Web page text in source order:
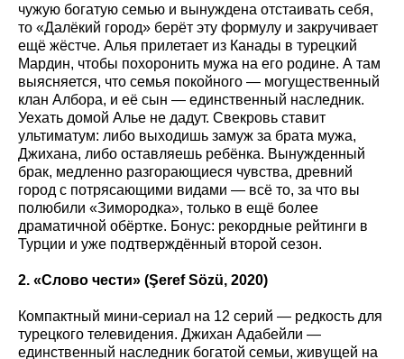
чужую богатую семью и вынуждена отстаивать себя,
то «Далёкий город» берёт эту формулу и закручивает
ещё жёстче. Алья прилетает из Канады в турецкий
Мардин, чтобы похоронить мужа на его родине. А там
выясняется, что семья покойного — могущественный
клан Албора, и её сын — единственный наследник.
Уехать домой Алье не дадут. Свекровь ставит
ультиматум: либо выходишь замуж за брата мужа,
Джихана, либо оставляешь ребёнка. Вынужденный
брак, медленно разгорающиеся чувства, древний
город с потрясающими видами — всё то, за что вы
полюбили «Зимородка», только в ещё более
драматичной обёртке. Бонус: рекордные рейтинги в
Турции и уже подтверждённый второй сезон.
2. «Слово чести» (ŞerefSözü, 2020)
Компактный мини-сериал на 12 серий — редкость для
турецкого телевидения. Джихан Адабейли —
единственный наследник богатой семьи, живущей на